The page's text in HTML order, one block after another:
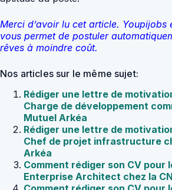
Merci d’avoir lu cet article.
vous permet de postuler
rêves à moindre coût.
Nos articles sur le même sujet:
Rédiger une lettre de
Charge de développement
Mutuel Arkéa
Rédiger une lettre de
Chef de projet infrastructure
Arkéa
Comment rédiger son CV pour
Enterprise Architect chez la